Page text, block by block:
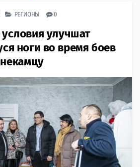
РЕГИОНЫ 0
улучшат
ноги во время боев